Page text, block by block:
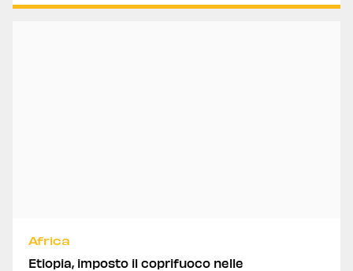
Africa
Etiopia, imposto il coprifuoco nelle